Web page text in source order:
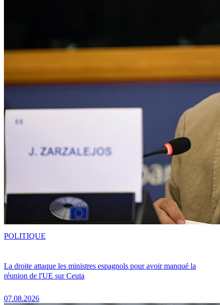
La droite attaque les ministres espagnols pour avoir manqué la
réunion de l'UE sur Ceuta
07.08.2026
POLITIQUE